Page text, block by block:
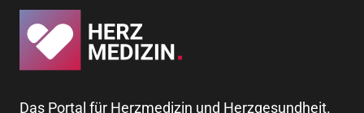
Das Portal für Herzmedizin und Herzgesundheit.